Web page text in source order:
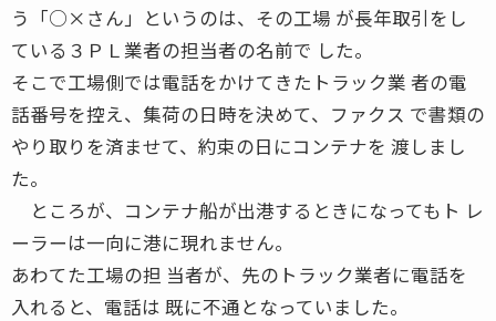
う「○×さん」というのは、その工場 が長年取引をし
ている３ＰＬ業者の担当者の名前で した。
そこで工場側では電話をかけてきたトラック業 者の電
話番号を控え、集荷の日時を決めて、ファクス で書類の
やり取りを済ませて、約束の日にコンテナを 渡しまし
た。
ところが、コンテナ船が出港するときになってもト レ
ーラーは一向に港に現れません。
あわてた工場の担 当者が、先のトラック業者に電話を
入れると、電話は 既に不通となっていました。